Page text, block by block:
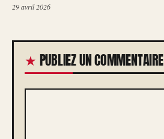
29 avril 2026
PUBLIEZ UN COMMENTAIRE
COMMENTAIRE